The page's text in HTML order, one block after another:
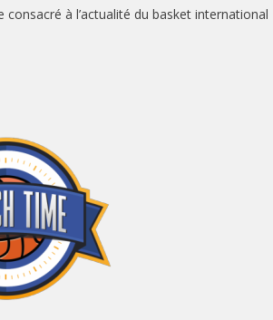
consacré à l’actualité du basket international